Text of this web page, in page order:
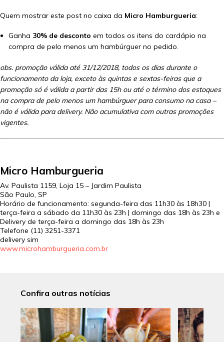
Quem mostrar este post no caixa da Micro Hamburgueria:
Ganha 30% de desconto em todos os itens do cardápio na
compra de pelo menos um hambúrguer no pedido.
obs. promoção válida até 31/12/2018, todos os dias durante o
funcionamento da loja, exceto às quintas e sextas-feiras que a
promoção só é válida a partir das 15h ou até o término dos estoques
na compra de pelo menos um hambúrguer para consumo na casa –
não é válida para delivery. Não acumulativa com outras promoções
vigentes.
Micro Hamburgueria
Av. Paulista 1159, Loja 15 – Jardim Paulista
São Paulo, SP
Horário de funcionamento: segunda-feira das 11h30 às 18h30 |
terça-feira a sábado da 11h30 às 23h | domingo das 18h às 23h e
Delivery de terça-feira a domingo das 18h às 23h
Telefone (11) 3251-3371
delivery sim
www.microhamburgueria.com.br
Confira outras notícias